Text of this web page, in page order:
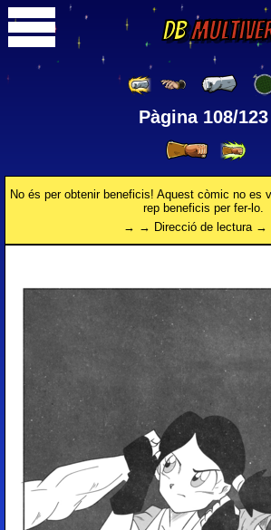
DB
Pàgina 108/123
No és per obtenir beneficis! Aquest còmic no es
rep beneficis per fer-lo.
→ → Direcció de lectura